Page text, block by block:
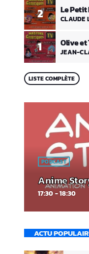
1 Olive
JEAN-
2 Le Petit
CLAUDE
LISTE COMPLÈTE
PODCAST
Anime
17:30 - 18:30
ACTU